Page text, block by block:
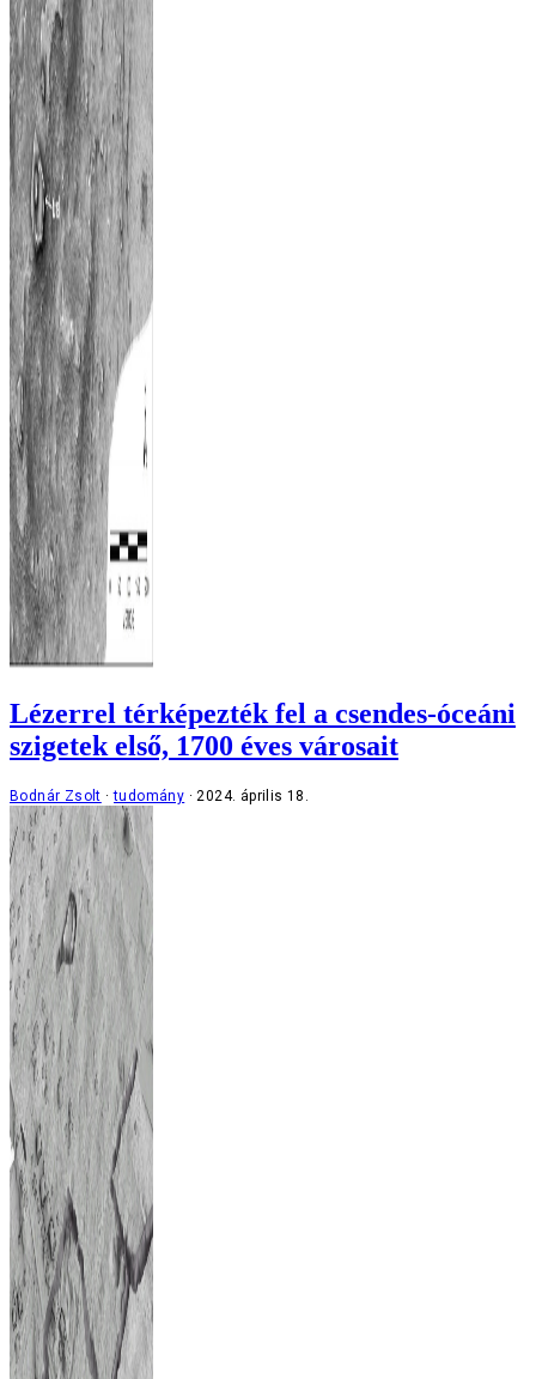
Lézerrel térképezték fel a csendes-óceáni
szigetek első, 1700 éves városait
Bodnár Zsolt tudomány 2024. április 18.